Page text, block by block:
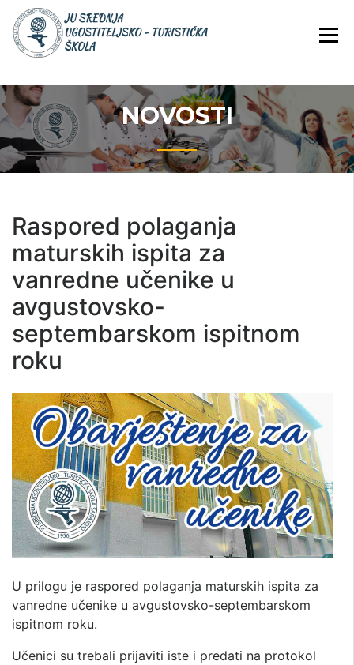
Skip
content
JU SREDNJA
NOVOSTI
Raspored polaganja
maturskih ispita za
vanredne učenike u
avgustovsko-
septembarskom ispitnom
roku
U prilogu je raspored polaganja maturskih ispita za
vanredne učenike u avgustovsko-septembarskom
ispitnom roku.
Učenici su trebali prijaviti iste i predati na protokol